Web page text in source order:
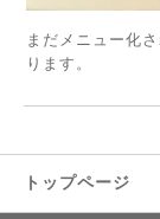
まだメニュー化
ります。
トップページ